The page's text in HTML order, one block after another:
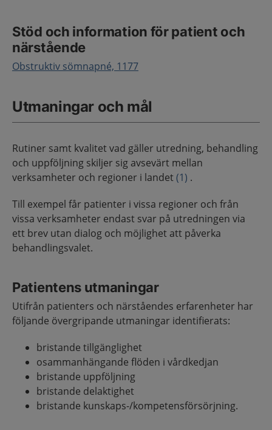
Stöd och information för patient och
närstående
Obstruktiv sömnapné, 1177
Utmaningar och mål
Rutiner samt kvalitet vad gäller utredning, behandling
och uppföljning skiljer sig avsevärt mellan
verksamheter och regioner i landet(1) .
Till exempel får patienter i vissa regioner och från
vissa verksamheter endast svar på utredningen via
ett brev utan dialog och möjlighet att påverka
behandlingsvalet.
Patientens utmaningar
Utifrån patienters och närståendes erfarenheter har
följande övergripande utmaningar identifierats:
bristande tillgänglighet
osammanhängande flöden i vårdkedjan
bristande uppföljning
bristande delaktighet
bristande kunskaps-/kompetensförsörjning.